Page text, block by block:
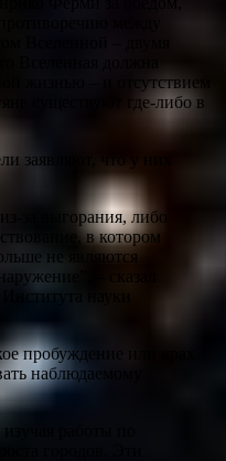
жизнью – и отсутствием
существуют где-либо в
заявляют, что у них
за выгорания, либо
в котором
не являются
– сказал
науки
пробуждение или крах
наблюдаемому
работы по
городов. Эти